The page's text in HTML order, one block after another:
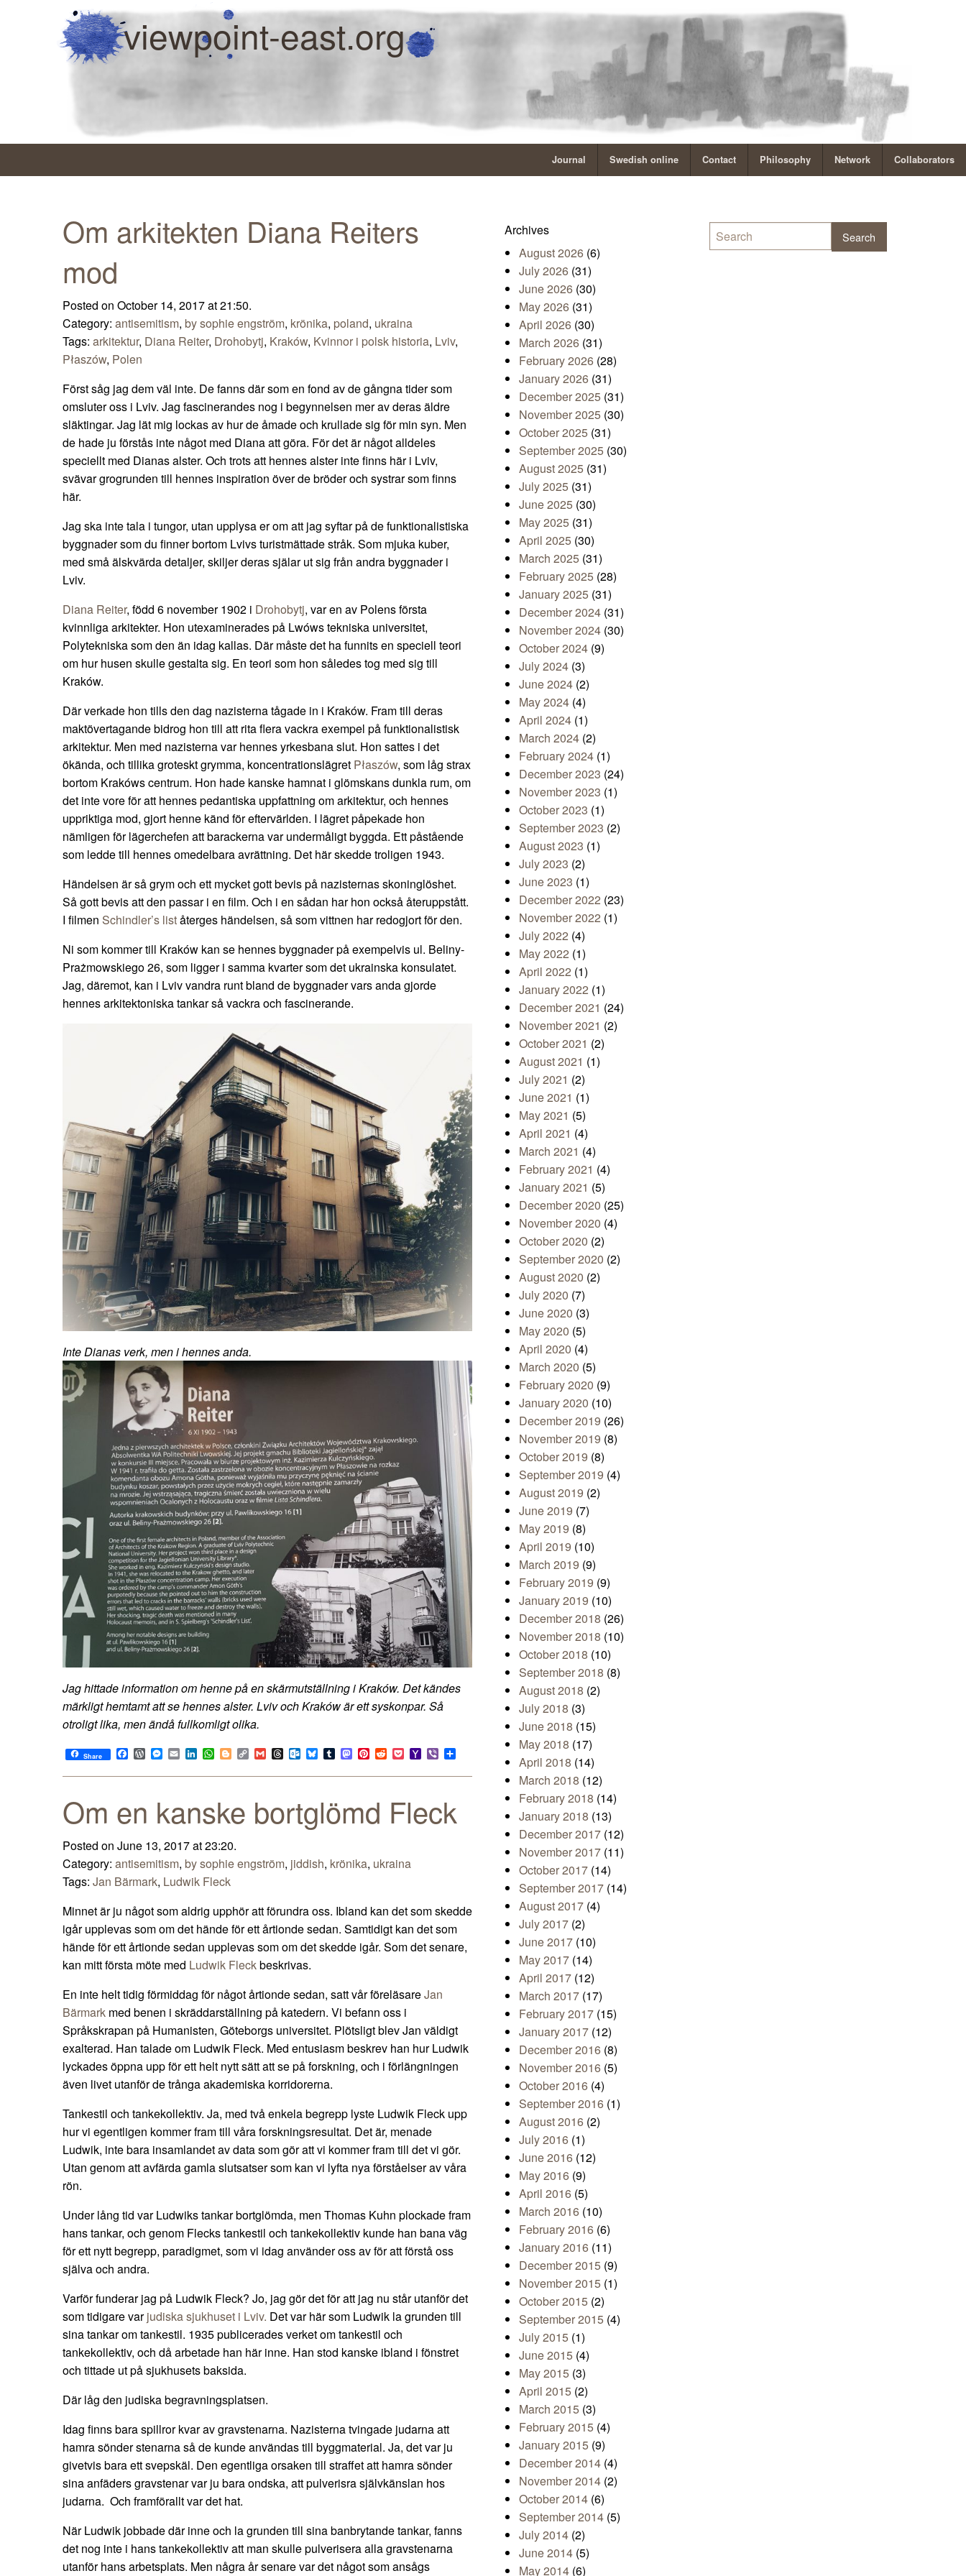
viewpoint-east.org
Journal Swedish online Contact Philosophy Network Collaborators
Om arkitekten Diana Reiters
mod
Posted on October 14, 2017 at 21:50.
Category: antisemitism, by sophie engström, krönika, poland, ukraina
Tags: arkitektur, Diana Reiter, Drohobytj, Kraków, Kvinnor i polsk historia, Lviv,
Płaszów, Polen
Först såg jag dem väl inte. De fanns där som en fond av de gångna tider som
omsluter oss i Lviv. Jag fascinerandes nog i begynnelsen mer av deras äldre
släktingar. Jag lät mig lockas av hur de åmade och krullade sig för min syn. Men
de hade ju förstås inte något med Diana att göra. För det är något alldeles
speciellt med Dianas alster. Och trots att hennes alster inte finns här i Lviv,
svävar grogrunden till hennes inspiration över de bröder och systrar som finns
här.
Jag ska inte tala i tungor, utan upplysa er om att jag syftar på de funktionalistiska
byggnader som du finner bortom Lvivs turistmättade stråk. Som mjuka kuber,
med små älskvärda detaljer, skiljer deras själar ut sig från andra byggnader i
Lviv.
Diana Reiter, född 6 november 1902 i Drohobytj, var en av Polens första
kvinnliga arkitekter. Hon utexaminerades på Lwóws tekniska universitet,
Polytekniska som den än idag kallas. Där måste det ha funnits en speciell teori
om hur husen skulle gestalta sig. En teori som hon således tog med sig till
Kraków.
Där verkade hon tills den dag nazisterna tågade in i Kraków. Fram till deras
maktövertagande bidrog hon till att rita flera vackra exempel på funktionalistisk
arkitektur. Men med nazisterna var hennes yrkesbana slut. Hon sattes i det
ökända, och tillika groteskt grymma, koncentrationslägret Płaszów, som låg strax
bortom Krakóws centrum. Hon hade kanske hamnat i glömskans dunkla rum, om
det inte vore för att hennes pedantiska uppfattning om arkitektur, och hennes
uppriktiga mod, gjort henne känd för eftervärlden. I lägret påpekade hon
nämligen för lägerchefen att barackerna var undermåligt byggda. Ett påstående
som ledde till hennes omedelbara avrättning. Det här skedde troligen 1943.
Händelsen är så grym och ett mycket gott bevis på nazisternas skoninglöshet.
Så gott bevis att den passar i en film. Och i en sådan har hon också återuppstått.
I filmen Schindler’s liståterges händelsen, så som vittnen har redogjort för den.
Ni som kommer till Kraków kan se hennes byggnader på exempelvis ul. Beliny-
Prażmowskiego 26, som ligger i samma kvarter som det ukrainska konsulatet.
Jag, däremot, kan i Lviv vandra runt bland de byggnader vars anda gjorde
hennes arkitektoniska tankar så vackra och fascinerande.
Inte Dianas verk, men i hennes anda.
Jag hittade information om henne på en skärmutställning i Kraków. Det kändes
märkligt hemtamt att se hennes alster. Lviv och Kraków är ett syskonpar. Så
otroligt lika, men ändå fullkomligt olika.
Share Facebook
WordPress
Messenger
EmailLinkedIn
WhatsApp
BloggerCopy
Link
GmailThreadsOutlook.com
Bluesky
TumblrMastodon
Pinterest
RedditPocketYahoo
Mail
Viber
Om en kanske bortglömd Fleck
Posted on June 13, 2017 at 23:20.
Category: antisemitism, by sophie engström, jiddish, krönika, ukraina
Tags: Jan Bärmark, Ludwik Fleck
Minnet är ju något som aldrig upphör att förundra oss. Ibland kan det som skedde
igår upplevas som om det hände för ett årtionde sedan. Samtidigt kan det som
hände för ett årtionde sedan upplevas som om det skedde igår. Som det senare,
kan mitt första möte med Ludwik Fleckbeskrivas.
En inte helt tidig förmiddag för något årtionde sedan, satt vår föreläsareJan
Bärmark med benen i skräddarställning på katedern. Vi befann oss i
Språkskrapan på Humanisten, Göteborgs universitet. Plötsligt blev Jan väldigt
exalterad. Han talade om Ludwik Fleck. Med entusiasm beskrev han hur Ludwik
lyckades öppna upp för ett helt nytt sätt att se på forskning, och i förlängningen
även livet utanför de trånga akademiska korridorerna.
Tankestil och tankekollektiv. Ja, med två enkela begrepp lyste Ludwik Fleck upp
hur vi egentligen kommer fram till våra forskningsresultat. Det är, menade
Ludwik, inte bara insamlandet av data som gör att vi kommer fram till det vi gör.
Utan genom att avfärda gamla slutsatser som kan vi lyfta nya förståelser av våra
rön.
Under lång tid var Ludwiks tankar bortglömda, men Thomas Kuhn plockade fram
hans tankar, och genom Flecks tankestil och tankekollektiv kunde han bana väg
för ett nytt begrepp, paradigmet, som vi idag använder oss av för att förstå oss
själva och andra.
Varför funderar jag på Ludwik Fleck? Jo, jag gör det för att jag nu står utanför det
som tidigare varjudiska sjukhuset i Lviv. Det var här som Ludwik la grunden till
sina tankar om tankestil. 1935 publicerades verket om tankestil och
tankekollektiv, och då arbetade han här inne. Han stod kanske ibland i fönstret
och tittade ut på sjukhusets baksida.
Där låg den judiska begravningsplatsen.
Idag finns bara spillror kvar av gravstenarna. Nazisterna tvingade judarna att
hamra sönder stenarna så de kunde användas till byggmaterial. Ja, det var ju
givetvis bara ett svepskäl. Den egentliga orsaken till straffet att hamra sönder
sina anfäders gravstenar var ju bara ondska, att pulverisra självkänslan hos
judarna. Och framförallt var det hat.
När Ludwik jobbade där inne och la grunden till sina banbrytande tankar, fanns
det nog inte i hans tankekollektiv att man skulle pulverisera alla gravstenarna
utanför hans arbetsplats. Men några år senare var det något som ansågs
Archives
August 2026 (6)
July 2026 (31)
June 2026 (30)
May 2026 (31)
April 2026 (30)
March 2026 (31)
February 2026 (28)
January 2026 (31)
December 2025 (31)
November 2025 (30)
October 2025 (31)
September 2025 (30)
August 2025 (31)
July 2025 (31)
June 2025 (30)
May 2025 (31)
April 2025 (30)
March 2025 (31)
February 2025 (28)
January 2025 (31)
December 2024 (31)
November 2024 (30)
October 2024 (9)
July 2024 (3)
June 2024 (2)
May 2024 (4)
April 2024 (1)
March 2024 (2)
February 2024 (1)
December 2023 (24)
November 2023 (1)
October 2023 (1)
September 2023 (2)
August 2023 (1)
July 2023 (2)
June 2023 (1)
December 2022 (23)
November 2022 (1)
July 2022 (4)
May 2022 (1)
April 2022 (1)
January 2022 (1)
December 2021 (24)
November 2021 (2)
October 2021 (2)
August 2021 (1)
July 2021 (2)
June 2021 (1)
May 2021 (5)
April 2021 (4)
March 2021 (4)
February 2021 (4)
January 2021 (5)
December 2020 (25)
November 2020 (4)
October 2020 (2)
September 2020 (2)
August 2020 (2)
July 2020 (7)
June 2020 (3)
May 2020 (5)
April 2020 (4)
March 2020 (5)
February 2020 (9)
January 2020 (10)
December 2019 (26)
November 2019 (8)
October 2019 (8)
September 2019 (4)
August 2019 (2)
June 2019 (7)
May 2019 (8)
April 2019 (10)
March 2019 (9)
February 2019 (9)
January 2019 (10)
December 2018 (26)
November 2018 (10)
October 2018 (10)
September 2018 (8)
August 2018 (2)
July 2018 (3)
June 2018 (15)
May 2018 (17)
April 2018 (14)
March 2018 (12)
February 2018 (14)
January 2018 (13)
December 2017 (12)
November 2017 (11)
October 2017 (14)
September 2017 (14)
August 2017 (4)
July 2017 (2)
June 2017 (10)
May 2017 (14)
April 2017 (12)
March 2017 (17)
February 2017 (15)
January 2017 (12)
December 2016 (8)
November 2016 (5)
October 2016 (4)
September 2016 (1)
August 2016 (2)
July 2016 (1)
June 2016 (12)
May 2016 (9)
April 2016 (5)
March 2016 (10)
February 2016 (6)
January 2016 (11)
December 2015 (9)
November 2015 (1)
October 2015 (2)
September 2015 (4)
July 2015 (1)
June 2015 (4)
May 2015 (3)
April 2015 (2)
March 2015 (3)
February 2015 (4)
January 2015 (9)
December 2014 (4)
November 2014 (2)
October 2014 (6)
September 2014 (5)
July 2014 (2)
June 2014 (5)
May 2014 (6)